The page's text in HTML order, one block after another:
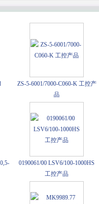
ZS-5-6001/7000-C060-K 工控产
品
0190061/00 LSV6/100-1000HS
工控产品